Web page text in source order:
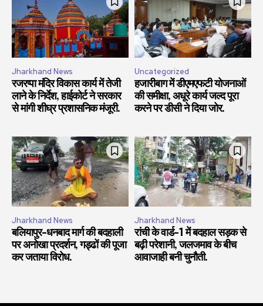
Jharkhand News
रजरप्पा मंदिर विकास कार्य में तेजी
लाने के निर्देश, हाईकोर्ट ने सरकार
से मांगी शीघ्र प्रशासनिक मंजूरी.
Uncategorized
हजारीबाग में डीएमएफटी योजनाओं
की समीक्षा, अधूरे कार्य जल्द पूरा
करने पर डीसी ने दिया जोर.
Jharkhand News
बलियापुर-धनबाद मार्ग की बदहाली
पर अनोखा प्रदर्शन, गड्ढों की पूजा
कर जताया विरोध.
Jharkhand News
रांची के वार्ड-1 में बदहाल सड़क से
बढ़ी परेशानी, जलजमाव के बीच
आवाजाही बनी चुनौती.